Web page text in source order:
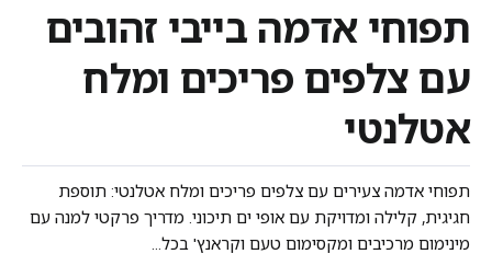
תפוחי אדמה בייבי זהובים
עם צלפים פריכים ומלח
אטלנטי
תפוחי אדמה צעירים עם צלפים פריכים ומלח אטלנטי: תוספת
חגיגית, קלילה ומדויקת עם אופי ים תיכוני. מדריך פרקטי למנה עם
מינימום מרכיבים ומקסימום טעם וקראנץ' בכל...